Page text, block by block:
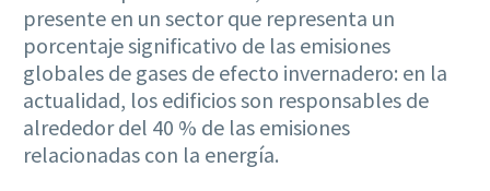
presente en un sector que representa un
porcentaje significativo de las emisiones
globales de gases de efecto invernadero: en la
actualidad, los edificios son responsables de
alrededor del 40 % de las emisiones
relacionadas con la energía.